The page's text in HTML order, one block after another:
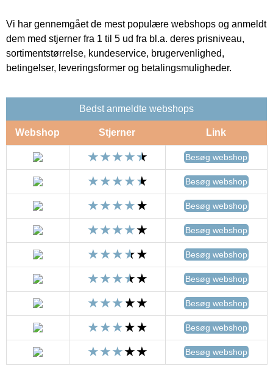
Vi har gennemgået de mest populære webshops og anmeldt
dem med stjerner fra 1 til 5 ud fra bl.a. deres prisniveau,
sortimentstørrelse, kundeservice, brugervenlighed,
betingelser, leveringsformer og betalingsmuligheder.
Bedst anmeldte webshops
Webshop Stjerner Link
Besøg webshop
Besøg webshop
Besøg webshop
Besøg webshop
Besøg webshop
Besøg webshop
Besøg webshop
Besøg webshop
Besøg webshop